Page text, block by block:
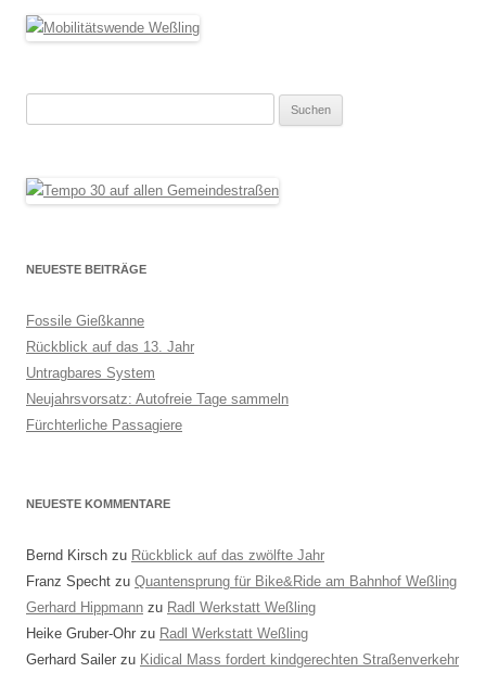
NEUESTE BEITRÄGE
Fossile Gießkanne
Rückblick auf das 13. Jahr
Untragbares System
Neujahrsvorsatz: Autofreie Tage sammeln
Fürchterliche Passagiere
NEUESTE KOMMENTARE
Bernd Kirsch zu Rückblick auf das zwölfte Jahr
Franz Specht zu Quantensprung für Bike&Ride am Bahnhof Weßling
Gerhard Hippmann zu Radl Werkstatt Weßling
Heike Gruber-Ohr zu Radl Werkstatt Weßling
Gerhard Sailer zu Kidical Mass fordert kindgerechten Straßenverkehr